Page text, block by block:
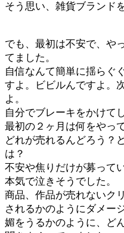
そう思い、雑貨ブランド
でも、最初は不安で、や
てました。
自信なんて簡単に揺らぐ
すよ。ビビルんですよ。
よ。
自分でブレーキをかけて
最初の２ヶ月は何をやっ
どれが売れるんどろう？
は？
不安や焦りだけが募って
本気で泣きそうでした。
商品、作品が売れないク
されるかのようにダメー
媚をうるかのように、ど